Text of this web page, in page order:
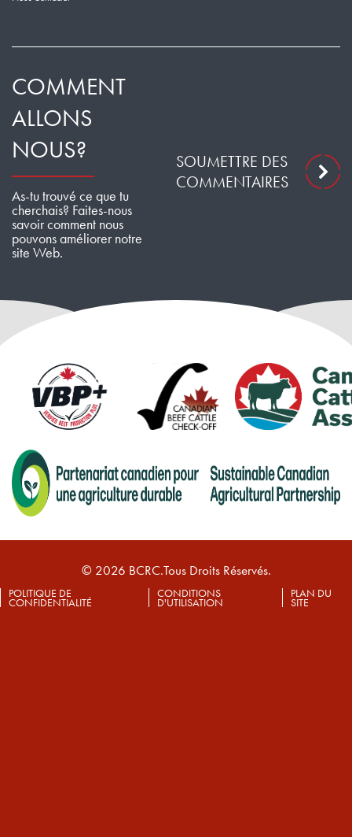
COMMENT
ALLONS
NOUS?
As-tu trouvé ce que tu
cherchais? Faites-nous
savoir comment nous
pouvons améliorer notre
site Web.
SOUMETTRE DES
COMMENTAIRES
© 2026 BCRC.Tous Droits Réservés.
POLITIQUE DE
CONFIDENTIALITÉ
CONDITIONS
D'UTILISATION
PLAN DU
SITE